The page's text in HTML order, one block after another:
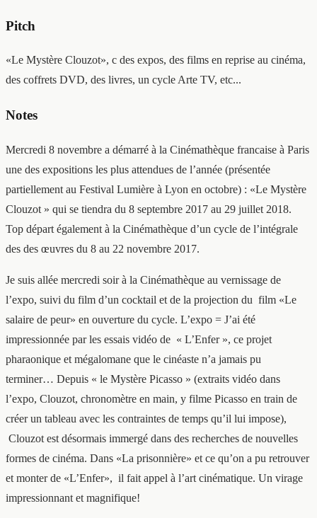
Pitch
«Le Mystère Clouzot», c des expos, des films en reprise au cinéma,
des coffrets DVD, des livres, un cycle Arte TV, etc...
Notes
Mercredi 8 novembre a démarré à la Cinémathèque francaise à Paris
une des expositions les plus attendues de l’année (présentée
partiellement au Festival Lumière à Lyon en octobre) : «Le Mystère
Clouzot » qui se tiendra du 8 septembre 2017 au 29 juillet 2018.
Top départ également à la Cinémathèque d’un cycle de l’intégrale
des des œuvres du 8 au 22 novembre 2017.
Je suis allée mercredi soir à la Cinémathèque au vernissage de
l’expo, suivi du film d’un cocktail et de la projection du film «Le
salaire de peur» en ouverture du cycle. L’expo = J’ai été
impressionnée par les essais vidéo de « L’Enfer », ce projet
pharaonique et mégalomane que le cinéaste n’a jamais pu
terminer… Depuis « le Mystère Picasso » (extraits vidéo dans
l’expo, Clouzot, chronomètre en main, y filme Picasso en train de
créer un tableau avec les contraintes de temps qu’il lui impose),
Clouzot est désormais immergé dans des recherches de nouvelles
formes de cinéma. Dans «La prisonnière» et ce qu’on a pu retrouver
et monter de «L’Enfer», il fait appel à l’art cinématique. Un virage
impressionnant et magnifique!